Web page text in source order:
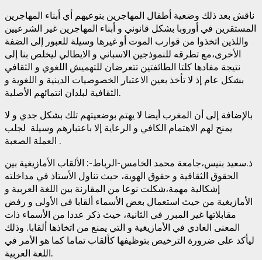
ناقش بعد ذلك وضعية أطفال المهاجرين بنوعيهم أي أبناء المهاجرين
المستقرين في أوروبا بشكل قانوني و أبناء المهاجرين غير الشرعيين
واللذين اتخذوا من قوارب الموت أو غيرها وسيلة للعبور إلى الضفة
الأخرى،مع تطرقه للنموذجين الاسباني و الايطالي ليخلص بنا إلى
نتيجة مفادها كلتا الطائفتين تتعرضان للتهميش اللغوي و الثقافي
بشكل عام إذ لا تأخذ بعين الاعتبار الخصوصيات الدينية و اللغوية و
الثقافية لبلدان انتمائهم الأصلية.
بالإضافة إلى أن المغرب أيضا لا يهتم بوضعيتهم تلك بشكل جدي و لا
يمنح لهم الاهتمام الكافي و الرعاية إلا باعتبارهم وسيلة لجلب
العملة الصعبة .
ذ.سعيد بنيس،جامعة محمد الخامس-الرباط-: الألقاب الأمازيغية بين
الحقوق الثقافية و حقوق الهوية، حيث تناول الأستاذ في مداخلته
إشكالية مهمة،شكلت نوعا من المقارنة بين اللغة العربية و
الأمازيغية من حيث استعمال بعض الأسماء ألقابا في الأولى و رفض
مقابلاتها غير المبرر في الثانية، حيث ذكر عددا من الأسماء ذات
المعنى العادي في الأمازيغية و التي يمنع من اتخاذها ألقابا. وذلك
ليأكد على ضرورة الترخيص بتوظيفها كألقاب تماما كما هو الأمر في
اللغة العربية.